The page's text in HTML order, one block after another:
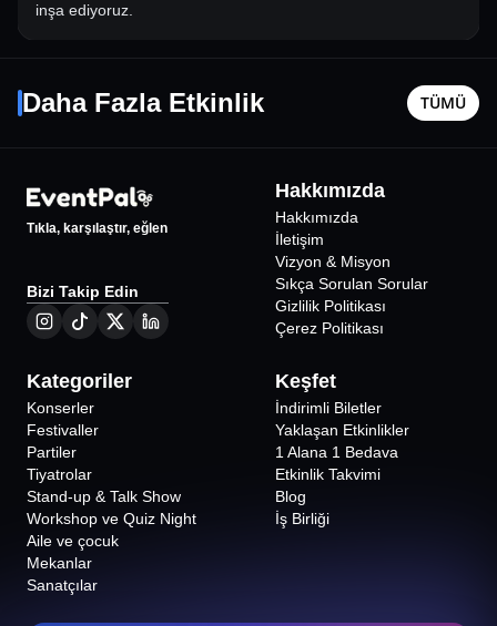
inşa ediyoruz.
Daha Fazla Etkinlik TÜMÜ
İstanbul
Jolly Joker Kartal
18
İstanbul
Tıkla, karşılaştır, eğlen
Bizi Takip Edin
Hakkımızda
Hakkımızda
İletişim
Vizyon & Misyon
Sıkça Sorulan Sorular
Gizlilik Politikası
Çerez Politikası
Kategoriler
Konserler
Festivaller
Partiler
Tiyatrolar
Stand-up & Talk Show
Workshop ve Quiz Night
Aile ve çocuk
Mekanlar
Sanatçılar
Keşfet
İndirimli Biletler
Yaklaşan Etkinlikler
1 Alana 1 Bedava
Etkinlik Takvimi
Blog
İş Birliği